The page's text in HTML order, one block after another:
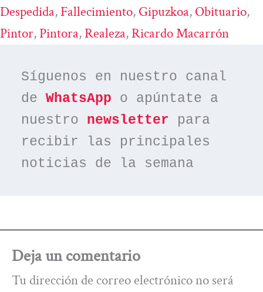
Despedida, Fallecimiento, Gipuzkoa, Obituario
Pintor, Pintora, Realeza, Ricardo Macarrón
Síguenos en nuestro canal
de WhatsApp o apúntate a
nuestro newsletter para
recibir las principales
noticias de la semana
Deja un comentario
Tu dirección de correo electrónico no será